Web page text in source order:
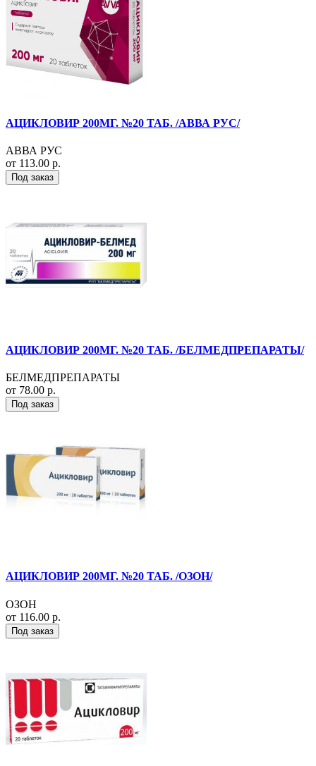
АЦИКЛОВИР 200МГ. №20 ТАБ. /АВВА РУС/
АВВА РУС
от 113.00 р.
Под заказ
АЦИКЛОВИР 200МГ. №20 ТАБ. /БЕЛМЕДПРЕПАРАТЫ/
БЕЛМЕДПРЕПАРАТЫ
от 78.00 р.
Под заказ
АЦИКЛОВИР 200МГ. №20 ТАБ. /ОЗОН/
ОЗОН
от 116.00 р.
Под заказ